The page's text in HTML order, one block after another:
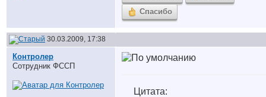
Спасибо
30.03.2009, 17:38
Контролер
Сотрудник ФССП
Цитата: